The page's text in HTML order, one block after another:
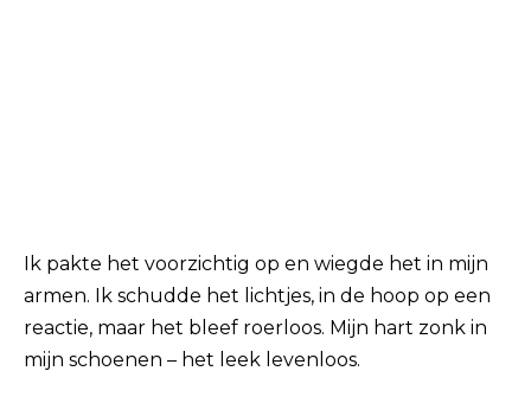
Ik pakte het voorzichtig op en wiegde het in mijn
armen. Ik schudde het lichtjes, in de hoop op een
reactie, maar het bleef roerloos. Mijn hart zonk in
mijn schoenen – het leek levenloos.